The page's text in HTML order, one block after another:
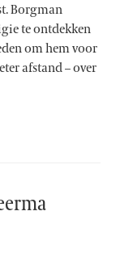
Borgman
te ontdekken
om hem voor
afstand – over